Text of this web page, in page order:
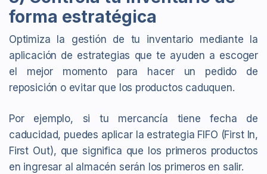
forma estratégica
Optimiza la gestión de tu inventario mediante la
aplicación de estrategias que te ayuden a escoger
el mejor momento para hacer un pedido de
reposición o evitar que los productos caduquen.
Por ejemplo, si tu mercancía tiene fecha de
caducidad, puedes aplicar la estrategia FIFO (First In,
First Out), que significa que los primeros productos
en ingresar al almacén serán los primeros en salir.